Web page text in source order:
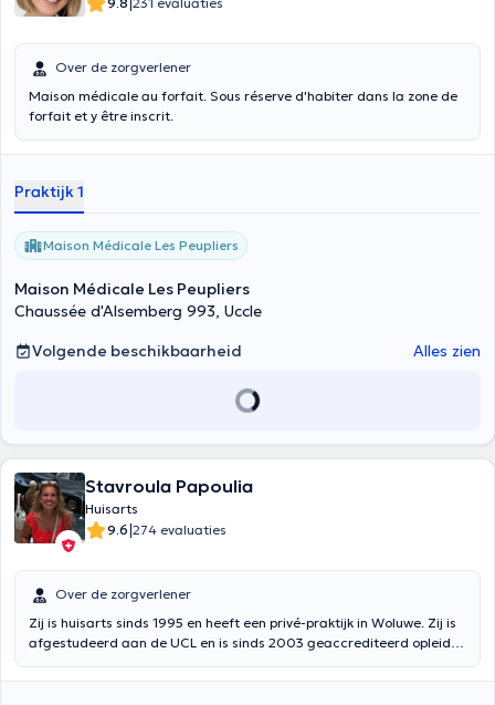
Over de zorgverlener
Maison médicale au forfait. Sous réserve d'habiter dans la zone de
forfait et y être inscrit.
Praktijk 1
Maison Médicale Les Peupliers
Maison Médicale Les Peupliers
Chaussée d'Alsemberg 993, Uccle
Volgende beschikbaarheid
Alles zien
Stavroula Papoulia
Huisarts
9.6|274 evaluaties
Over de zorgverlener
Zij is huisarts sinds 1995 en heeft een privé-praktijk in Woluwe. Zij is
afgestudeerd aan de UCL en is sinds 2003 geaccrediteerd opleider.
Zij is ook gespecialiseerd in diëten, verjongingsgeneeskunde en is